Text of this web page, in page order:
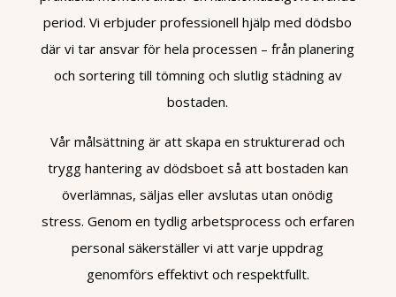
period. Vi erbjuder professionell hjälp med dödsbo
där vi tar ansvar för hela processen – från planering
och sortering till tömning och slutlig städning av
bostaden.
Vår målsättning är att skapa en strukturerad och
trygg hantering av dödsboet så att bostaden kan
överlämnas, säljas eller avslutas utan onödig
stress. Genom en tydlig arbetsprocess och erfaren
personal säkerställer vi att varje uppdrag
genomförs effektivt och respektfullt.